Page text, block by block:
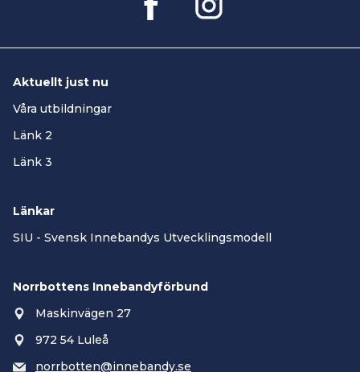
Aktuellt just nu
Våra utbildningar
Länk 2
Länk 3
Länkar
SIU - Svensk Innebandys Utvecklingsmodell
Norrbottens Innebandyförbund
Maskinvägen 27
972 54 Luleå
norrbotten@innebandy.se